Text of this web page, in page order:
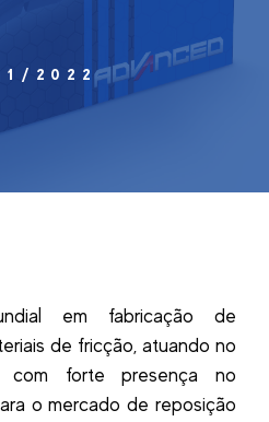
2022
em fabricação de
de fricção, atuando no
com forte presença no
o mercado de reposição